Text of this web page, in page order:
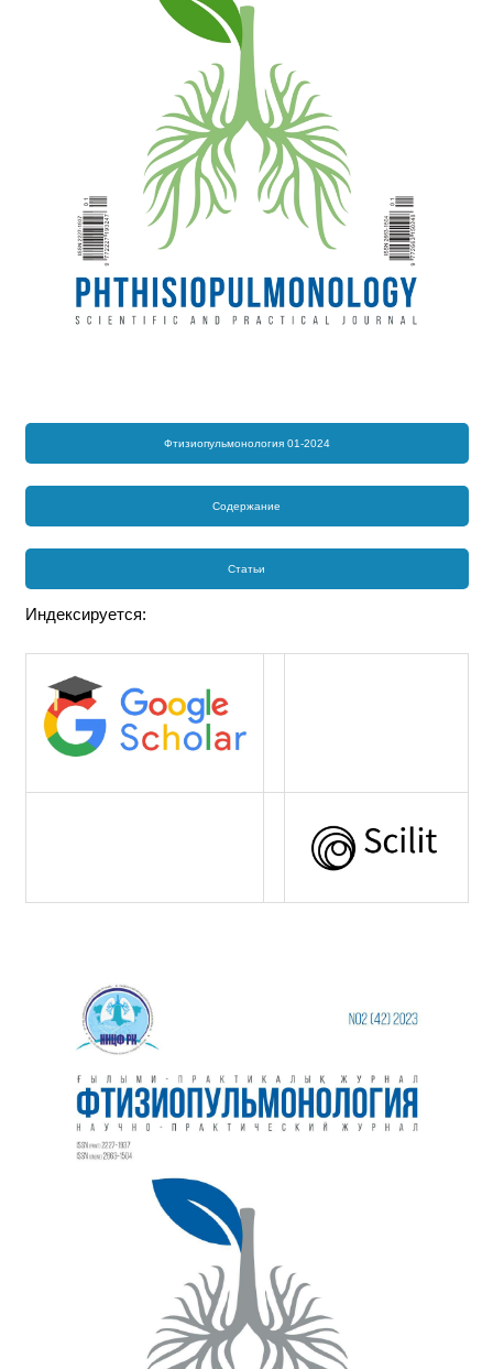
Фтизиопульмонология 01-2024
Содержание
Статьи
Индексируется: